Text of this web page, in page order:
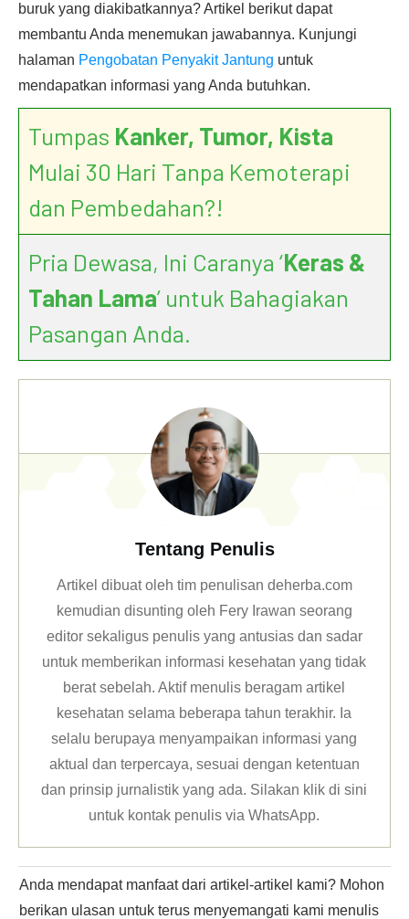
buruk yang diakibatkannya? Artikel berikut dapat
membantu Anda menemukan jawabannya. Kunjungi
halaman Pengobatan Penyakit Jantung untuk
mendapatkan informasi yang Anda butuhkan.
Tumpas Kanker, Tumor, Kista
Mulai 30 Hari Tanpa Kemoterapi
dan Pembedahan?!
Pria Dewasa, Ini Caranya ‘Keras &
Tahan Lama’ untuk Bahagiakan
Pasangan Anda.
Tentang Penulis
Artikel dibuat oleh tim penulisan deherba.com
kemudian disunting oleh Fery Irawan seorang
editor sekaligus penulis yang antusias dan sadar
untuk memberikan informasi kesehatan yang tidak
berat sebelah. Aktif menulis beragam artikel
kesehatan selama beberapa tahun terakhir. Ia
selalu berupaya menyampaikan informasi yang
aktual dan terpercaya, sesuai dengan ketentuan
dan prinsip jurnalistik yang ada. Silakan klikdi sini
untuk kontak penulis via WhatsApp.
Anda mendapat manfaat dari artikel-artikel kami? Mohon
berikan ulasan untuk terus menyemangati kami menulis